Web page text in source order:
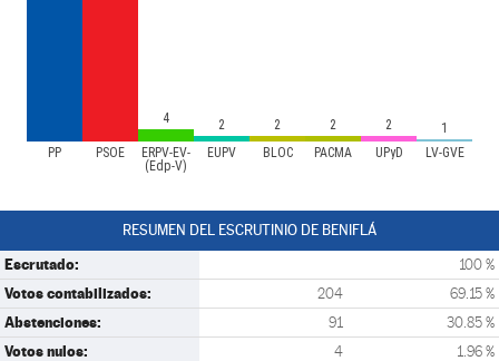
PP PSOE
ERPV-EV-
(Edp-V)
EUPV BLOC PACMA UPyD LV-GVE
4 2 2 2 2 1
RESUMEN DEL ESCRUTINIO DE BENIFLÁ
Escrutado: 100 %
Votos contabilizados: 204 69.15 %
Abstenciones: 91 30.85 %
Votos nulos: 4 1.96 %